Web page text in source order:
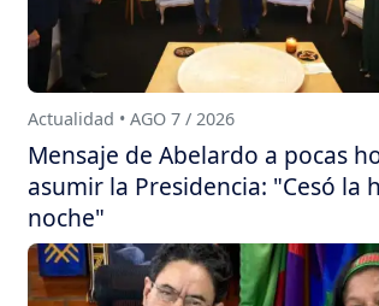
Actualidad • AGO 7 / 2026
Mensaje de Abelardo a pocas
asumir la Presidencia: "Cesó la
noche"